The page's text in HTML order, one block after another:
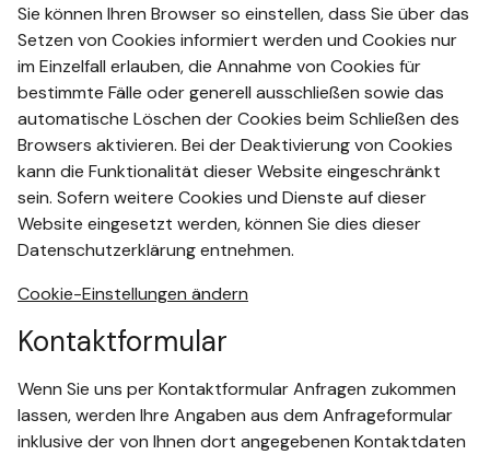
Sie können Ihren Browser so einstellen, dass Sie über das
Setzen von Cookies informiert werden und Cookies nur
im Einzelfall erlauben, die Annahme von Cookies für
bestimmte Fälle oder generell ausschließen sowie das
automatische Löschen der Cookies beim Schließen des
Browsers aktivieren. Bei der Deaktivierung von Cookies
kann die Funktionalität dieser Website eingeschränkt
sein. Sofern weitere Cookies und Dienste auf dieser
Website eingesetzt werden, können Sie dies dieser
Datenschutzerklärung entnehmen.
Cookie-Einstellungen ändern
Kontaktformular
Wenn Sie uns per Kontaktformular Anfragen zukommen
lassen, werden Ihre Angaben aus dem Anfrageformular
inklusive der von Ihnen dort angegebenen Kontaktdaten